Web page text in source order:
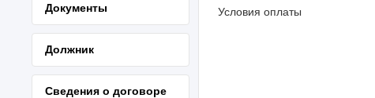
Документы
Должник
Сведения о договоре
Условия оплаты